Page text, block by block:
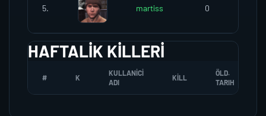
5. martiss 0
HAFTALIK KILLERI
# K
KULLANICI
ADI
KILL
ÖLD.
TARIH